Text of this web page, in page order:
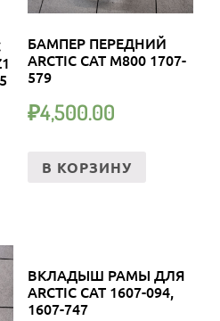
БАМПЕР ПЕРЕДНИЙ
ARCTIC CAT M800 1707-
579
₽4,500.00
В КОРЗИНУ
ВКЛАДЫШ РАМЫ ДЛЯ
ARCTIC CAT 1607-094,
1607-747